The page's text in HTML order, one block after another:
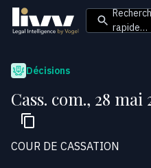
rapide…
Décisions
Cass. com., 28 mai
COUR DE CASSATION